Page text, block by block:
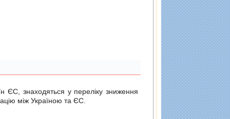
ЄС, знаходяться у переліку зниження
між Україною та ЄС.